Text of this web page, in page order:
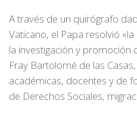
A través de un quirógrafo
Vaticano, el Papa resolvió
la investigación y promoción
Fray Bartolomé de las
académicas, docentes y de
de Derechos Sociales,